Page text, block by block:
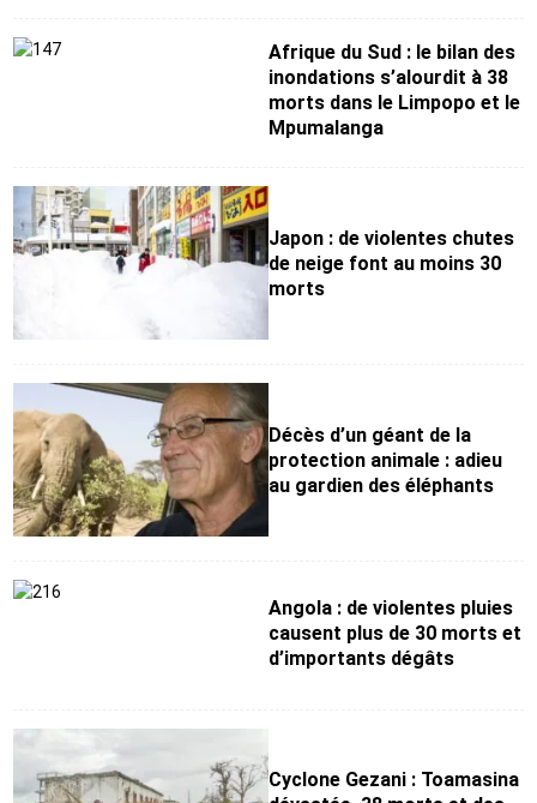
Afrique du Sud : le bilan des
inondations s’alourdit à 38
morts dans le Limpopo et le
Mpumalanga
Japon : de violentes chutes
de neige font au moins 30
morts
Décès d’un géant de la
protection animale : adieu
au gardien des éléphants
Angola : de violentes pluies
causent plus de 30 morts et
d’importants dégâts
Cyclone Gezani : Toamasina